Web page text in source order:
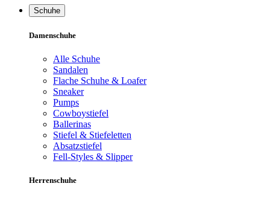
Schuhe
Damenschuhe
Alle Schuhe
Sandalen
Flache Schuhe & Loafer
Sneaker
Pumps
Cowboystiefel
Ballerinas
Stiefel & Stiefeletten
Absatzstiefel
Fell-Styles & Slipper
Herrenschuhe